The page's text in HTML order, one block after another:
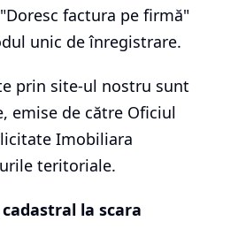
factura pe firmă"
unic de înregistrare.
prin site-ul nostru sunt
emise de către Oficiul
Imobiliara
teritoriale.
la scara